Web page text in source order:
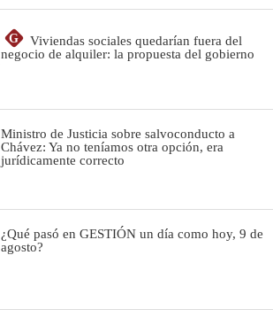
G
Viviendas sociales quedarían fuera del
negocio de alquiler: la propuesta del gobierno
Ministro de Justicia sobre salvoconducto a
Chávez: Ya no teníamos otra opción, era
jurídicamente correcto
¿Qué pasó en GESTIÓN un día como hoy, 9 de
agosto?